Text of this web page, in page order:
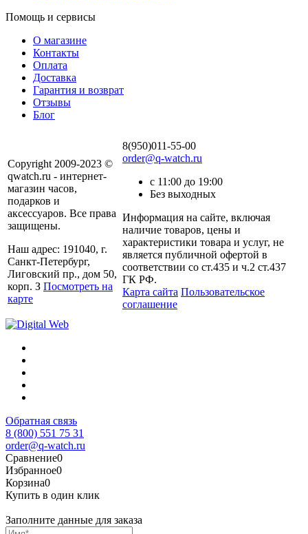
Помощь и сервисы
О магазине
Контакты
Оплата
Доставка
Гарантия и возврат
Отзывы
Блог
Copyright 2009-2023 ©
qwatch.ru - интернет-
магазин часов,
подарков и
аксессуаров. Все права
защищены.
Наш адрес: 191040, г.
Санкт-Петербург,
Лиговский пр., дом 50,
корп. З Посмотреть на
карте
8(950)011-55-00
order@q-watch.ru
с 11:00 до 19:00
Без выходных
Информация на сайте, включая
наличие товаров, цены и
характеристики товара и услуг, не
является публичной офертой в
соответствии со ст.435 и ч.2 ст.437
ГК РФ.
Карта сайта Пользовательское
соглашение
Обратная связь
8 (800) 551 75 31
order@q-watch.ru
Сравнение0
Избранное0
Корзина0
Купить в один клик
Заполните данные для заказа